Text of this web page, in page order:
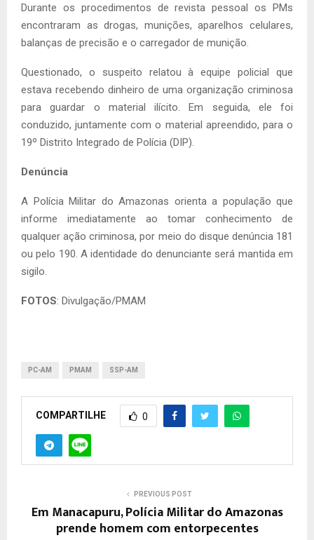
Durante os procedimentos de revista pessoal os PMs
encontraram as drogas, munições, aparelhos celulares,
balanças de precisão e o carregador de munição.
Questionado, o suspeito relatou à equipe policial que
estava recebendo dinheiro de uma organização criminosa
para guardar o material ilícito. Em seguida, ele foi
conduzido, juntamente com o material apreendido, para o
19º Distrito Integrado de Polícia (DIP).
Denúncia
A Polícia Militar do Amazonas orienta a população que
informe imediatamente ao tomar conhecimento de
qualquer ação criminosa, por meio do disque denúncia 181
ou pelo 190. A identidade do denunciante será mantida em
sigilo.
FOTOS: Divulgação/PMAM
PC-AM PMAM SSP-AM
COMPARTILHE 0
PREVIOUS POST
Em Manacapuru, Polícia Militar do Amazonas
prende homem com entorpecentes